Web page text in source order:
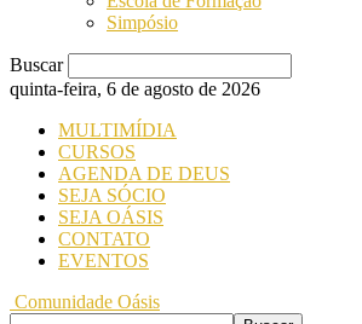
Simpósio
Buscar
quinta-feira, 6 de agosto de 2026
MULTIMÍDIA
CURSOS
AGENDA DE DEUS
SEJA SÓCIO
SEJA OÁSIS
CONTATO
EVENTOS
Comunidade Oásis